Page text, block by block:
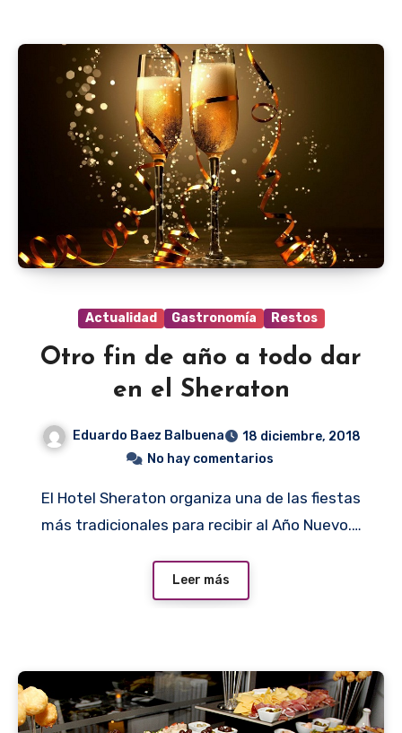
Actualidad Gastronomía Restos
Otro fin de año a todo dar
en el Sheraton
Eduardo Baez Balbuena
18 diciembre, 2018
No hay comentarios
El Hotel Sheraton organiza una de las fiestas
más tradicionales para recibir al Año Nuevo.…
Leer más